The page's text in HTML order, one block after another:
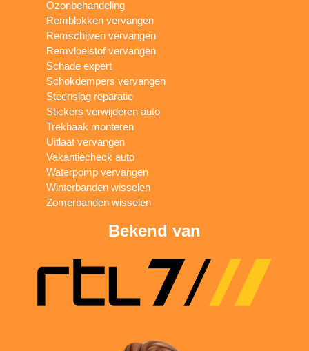
Ozonbehandeling
Remblokken vervangen
Remschijven vervangen
Remvloeistof vervangen
Schade expert
Schokdempers vervangen
Steenslag reparatie
Stickers verwijderen auto
Trekhaak monteren
Uitlaat vervangen
Vakantiecheck auto
Waterpomp vervangen
Winterbanden wisselen
Zomerbanden wisselen
Bekend van